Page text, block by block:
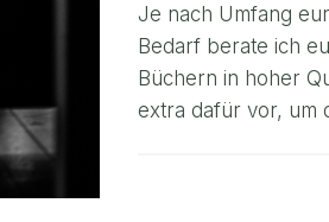
Je nach Umfang
Bedarf berate ich
Büchern in hoher
extra dafür vor, um